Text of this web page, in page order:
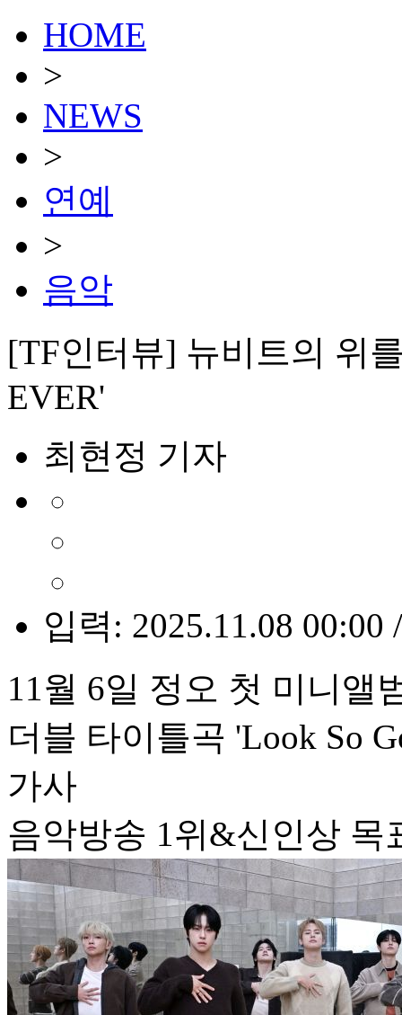
HOME
>
NEWS
>
연예
>
음악
[TF인터뷰] 뉴비트의 위
EVER'
최현정 기자
입력: 2025.11.08 00:00
11월 6일 정오 첫 미니앨
더블 타이틀곡 'Look So
가사
음악방송 1위&신인상 목